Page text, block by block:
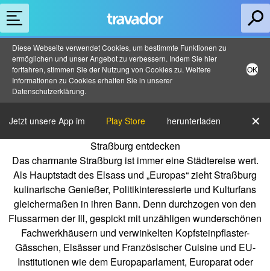
Diese Webseite verwendet Cookies, um bestimmte Funktionen zu
ermöglichen und unser Angebot zu verbessern. Indem Sie hier
fortfahren, stimmen Sie der Nutzung von Cookies zu. Weitere
Informationen zu Cookies erhalten Sie in unserer
Datenschutzerklärung.
OK
Jetzt unsere App im Play Store herunterladen ✕
Straßburg entdecken
Das charmante Straßburg ist immer eine Städtereise wert.
Als Hauptstadt des Elsass und „Europas“ zieht Straßburg
kulinarische Genießer, Politikinteressierte und Kulturfans
gleichermaßen in ihren Bann. Denn durchzogen von den
Flussarmen der Ill, gespickt mit unzähligen wunderschönen
Fachwerkhäusern und verwinkelten Kopfsteinpflaster-
Gässchen, Elsässer und Französischer Cuisine und EU-
Institutionen wie dem Europaparlament, Europarat oder